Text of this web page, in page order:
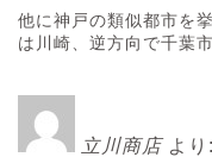
他に神戸の類似都市を
は川崎、逆方向で千葉
立川商店 より: